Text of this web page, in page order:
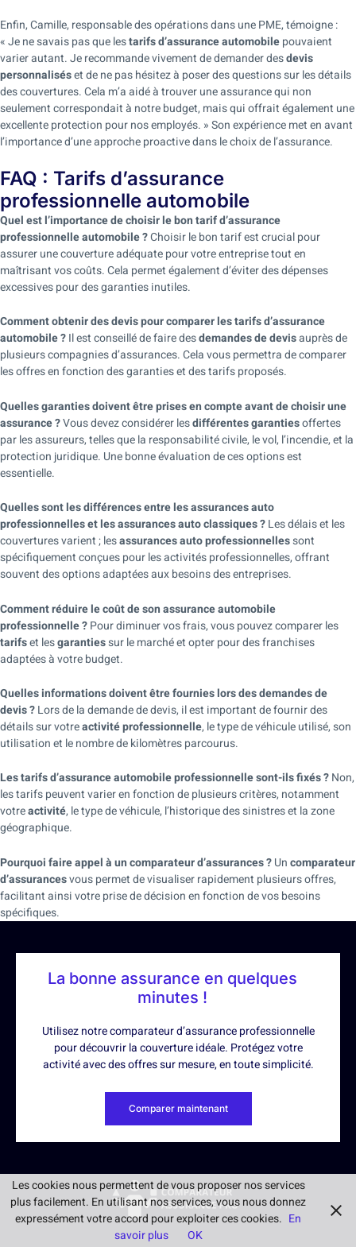
Enfin, Camille, responsable des opérations dans une PME, témoigne :
« Je ne savais pas que lestarifs d’assurance automobilepouvaient
varier autant. Je recommande vivement de demander desdevis
personnaliséset de ne pas hésitez à poser des questions sur les détails
des couvertures. Cela m’a aidé à trouver une assurance qui non
seulement correspondait à notre budget, mais qui offrait également une
excellente protection pour nos employés. » Son expérience met en avant
l’importance d’une approche proactive dans le choix de l’assurance.
FAQ : Tarifs d’assurance
professionnelle automobile
Quel est l’importance de choisir le bon tarif d’assurance
professionnelle automobile ?Choisir le bon tarif est crucial pour
assurer une couverture adéquate pour votre entreprise tout en
maîtrisant vos coûts. Cela permet également d’éviter des dépenses
excessives pour des garanties inutiles.
Comment obtenir des devis pour comparer les tarifs d’assurance
automobile ?Il est conseillé de faire desdemandes de devisauprès de
plusieurs compagnies d’assurances. Cela vous permettra de comparer
les offres en fonction des garanties et des tarifs proposés.
Quelles garanties doivent être prises en compte avant de choisir une
assurance ?Vous devez considérer lesdifférentes garantiesoffertes
par les assureurs, telles que la responsabilité civile, le vol, l’incendie, et la
protection juridique. Une bonne évaluation de ces options est
essentielle.
Quelles sont les différences entre les assurances auto
professionnelles et les assurances auto classiques ?Les délais et les
couvertures varient ; lesassurances auto professionnellessont
spécifiquement conçues pour les activités professionnelles, offrant
souvent des options adaptées aux besoins des entreprises.
Comment réduire le coût de son assurance automobile
professionnelle ?Pour diminuer vos frais, vous pouvez comparer les
tarifset lesgarantiessur le marché et opter pour des franchises
adaptées à votre budget.
Quelles informations doivent être fournies lors des demandes de
devis ?Lors de la demande de devis, il est important de fournir des
détails sur votreactivité professionnelle, le type de véhicule utilisé, son
utilisation et le nombre de kilomètres parcourus.
Les tarifs d’assurance automobile professionnelle sont-ils fixés ?Non,
les tarifs peuvent varier en fonction de plusieurs critères, notamment
votreactivité, le type de véhicule, l’historique des sinistres et la zone
géographique.
Pourquoi faire appel à un comparateur d’assurances ?Uncomparateur
d’assurancesvous permet de visualiser rapidement plusieurs offres,
facilitant ainsi votre prise de décision en fonction de vos besoins
spécifiques.
La bonne assurance en quelques
minutes !
Utilisez notre comparateur d’assurance professionnelle
pour découvrir la couverture idéale. Protégez votre
activité avec des offres sur mesure, en toute simplicité.
Comparer maintenant
Les cookies nous permettent de vous proposer nos services
plus facilement. En utilisant nos services, vous nous donnez
expressément votre accord pour exploiter ces cookies. En
savoir plus
OK